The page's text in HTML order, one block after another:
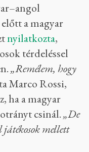
a magyar
nyilatkozta,
térdeléssel
„Remélem, hogy
Marco Rossi,
ha a magyar
csinál.„De
mellett